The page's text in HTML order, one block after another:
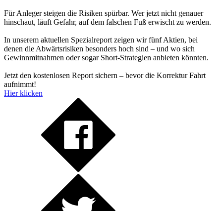
Für Anleger steigen die Risiken spürbar. Wer jetzt nicht genauer
hinschaut, läuft Gefahr, auf dem falschen Fuß erwischt zu werden.
In unserem aktuellen Spezialreport zeigen wir fünf Aktien, bei
denen die Abwärtsrisiken besonders hoch sind – und wo sich
Gewinnmitnahmen oder sogar Short-Strategien anbieten könnten.
Jetzt den kostenlosen Report sichern – bevor die Korrektur Fahrt
aufnimmt!
Hier klicken